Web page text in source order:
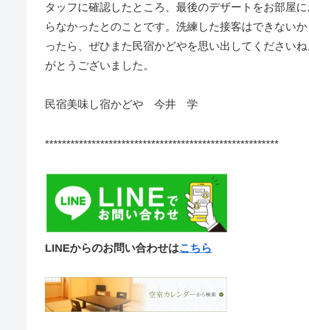
タッフに確認したところ、最後のデザートをお部屋
らなかったとのことです。洗練した接客はできない
ったら、ぜひまた民宿かどやを思い出してください
がとうございました。
民宿美味し宿かどや 今井 学
*******************************************************
LINEからのお問い合わせはこちら